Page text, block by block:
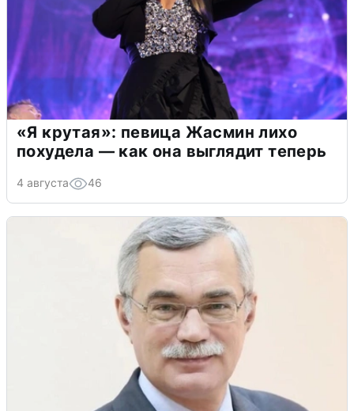
«Я крутая»: певица Жасмин лихо
похудела — как она выглядит теперь
4 августа 46